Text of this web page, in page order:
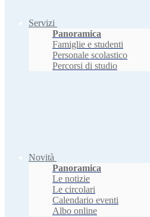
Servizi
Panoramica
Famiglie e studenti
Personale scolastico
Percorsi di studio
Novità
Panoramica
Le notizie
Le circolari
Calendario eventi
Albo online